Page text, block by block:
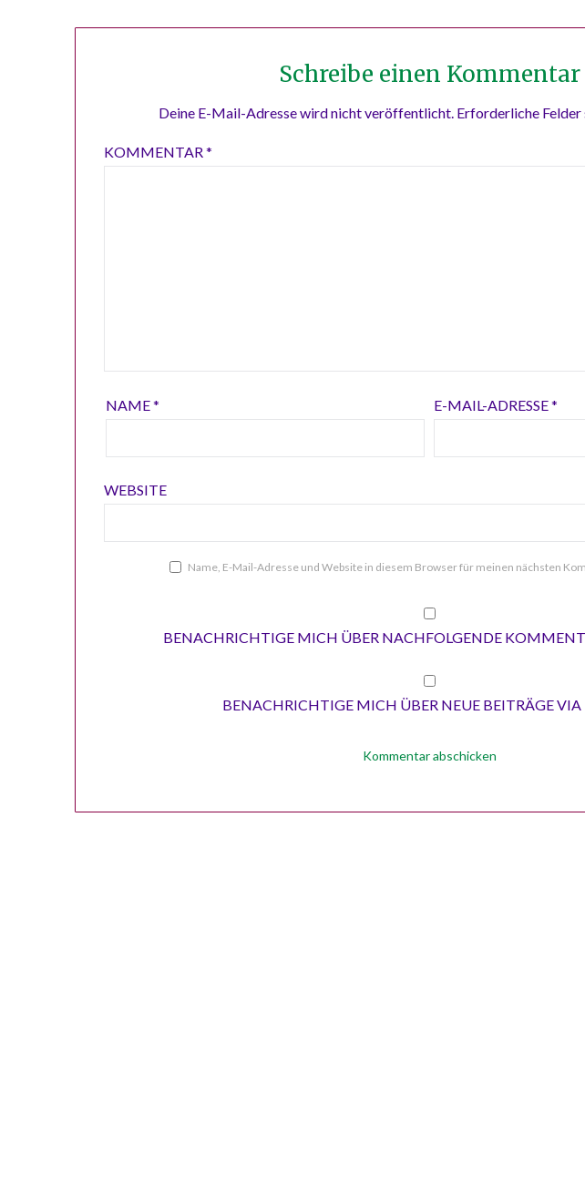
Schreibe einen Kommentar
Deine E-Mail-Adresse wird nicht veröffentlicht. Erforderliche
KOMMENTAR*
NAME* E-MAIL-ADRESSE*
WEBSITE
Name, E-Mail-Adresse und Website in diesem Browser für meinen nächsten
BENACHRICHTIGE MICH ÜBER NACHFOLGENDE
BENACHRICHTIGE MICH ÜBER NEUE BEITRÄGE